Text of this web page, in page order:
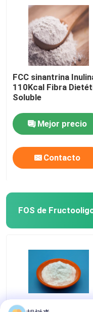
FCC sinantrina
110Kcal Fibra
Soluble
Mejor precio
Contacto
FOS de